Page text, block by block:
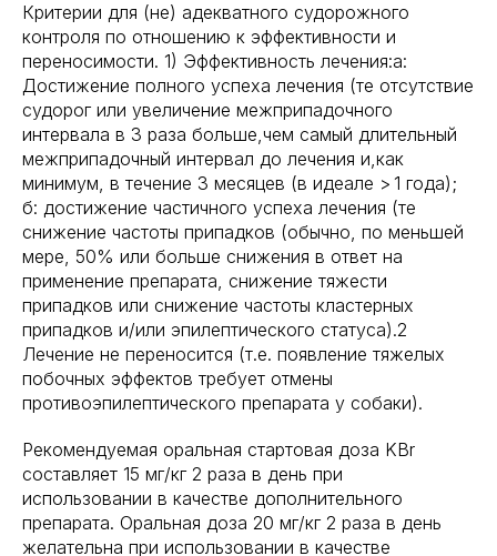
Критерии для (не) адекватного судорожного
контроля по отношению к эффективности и
переносимости. 1) Эффективность лечения:а:
Достижение полного успеха лечения (те отсутствие
судорог или увеличение межприпадочного
интервала в 3 раза больше,чем самый длительный
межприпадочный интервал до лечения и,как
минимум, в течение 3 месяцев (в идеале > 1 года);
б: достижение частичного успеха лечения (те
снижение частоты припадков (обычно, по меньшей
мере, 50% или больше снижения в ответ на
применение препарата, снижение тяжести
припадков или снижение частоты кластерных
припадков и/или эпилептического статуса).2
Лечение не переносится (т.е. появление тяжелых
побочных эффектов требует отмены
противоэпилептического препарата у собаки).
Рекомендуемая оральная стартовая доза KBr
составляет 15 мг/кг 2 раза в день при
использовании в качестве дополнительного
препарата. Оральная доза 20 мг/кг 2 раза в день
желательна при использовании в качестве